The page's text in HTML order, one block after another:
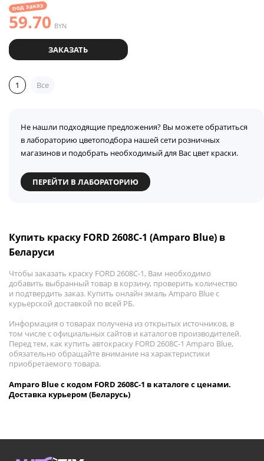
под заказ
59.70 BYN
ЗАКАЗАТЬ
1 Все
Не нашли подходящие предложения? Вы можете обратиться
в лабораторию цветоподбора нашей сети розничных
магазинов и подобрать необходимый для Вас цвет краски.
ПЕРЕЙТИ В ЛАБОРАТОРИЮ
Купить краску FORD 2608C-1 (Amparo Blue) в
Беларуси
Чтобы заказать краску FORD 2608C-1, Вам необходимо
добавить выбранный товар в корзину, проверить количество
и подтвердить заказ. Купить онлайн эмаль Amparo Blue с
курьерской доставкой по всей РБ.
Информация о товарах получена из открытых источников, в
том числе с официальных сайтов и каталогов производителей.
Перед тем, как купить автокраску FORD 2608C-1 Amparo Blue,
обязательно обращайте внимание на характеристики
приобретаемого товара.
Amparo Blue с кодом FORD 2608C-1 в каталоге с ценами.
Доставка курьером (Беларусь)